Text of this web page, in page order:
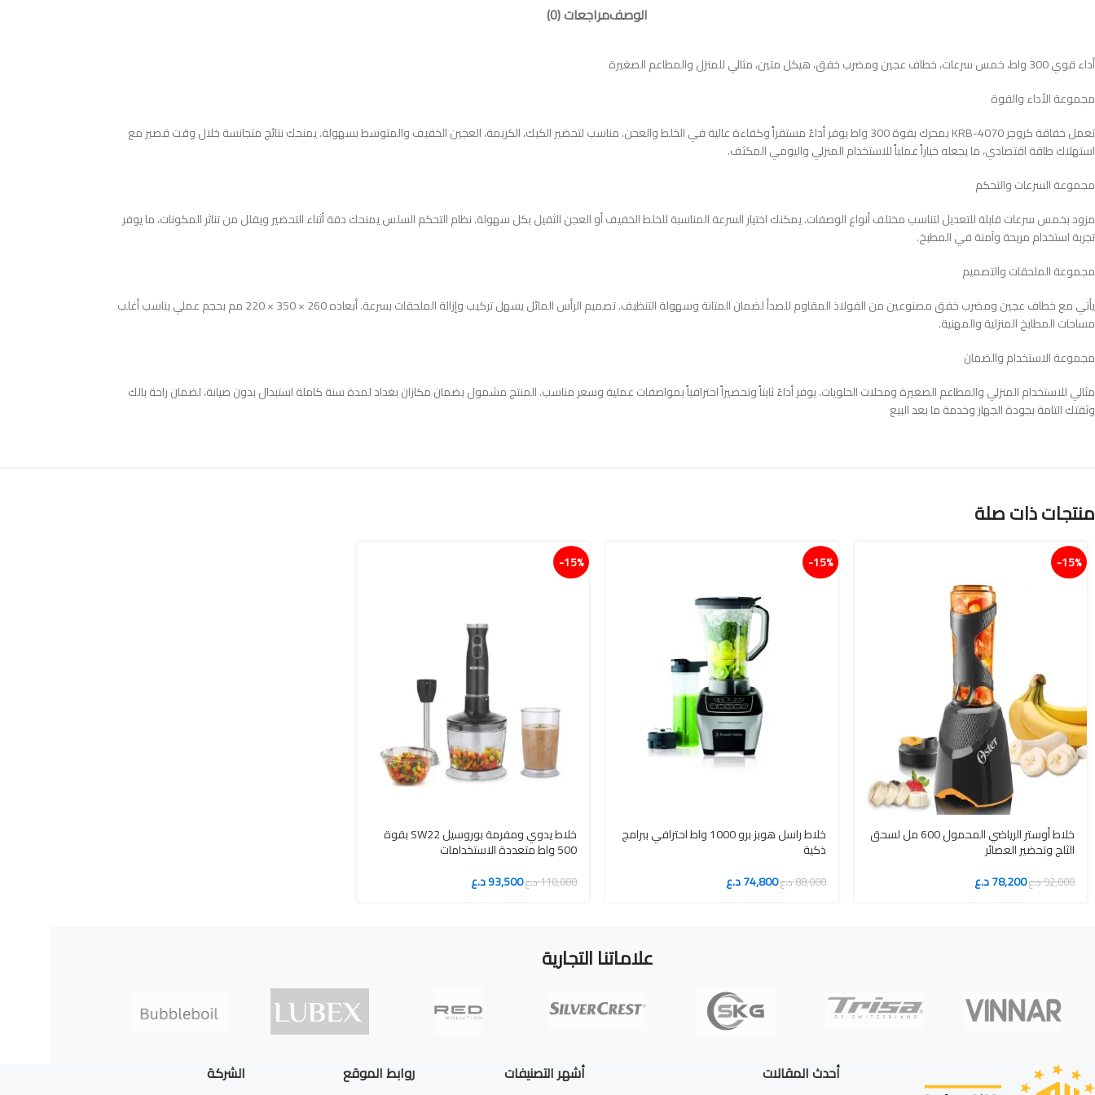
الوصفمراجعات (0)
أداء قوي 300 واط، خمس سرعات، خطاف عجين ومضرب خفق، هيكل متين، مثالي للمنزل والمطاعم الصغيرة
مجموعة الأداء والقوة
تعمل خفاقة كروجر KRB-4070 بمحرك بقوة 300 واط يوفر أداءً مستقراً وكفاءة عالية في الخلط والعجن. مناسب لتحضير الكيك، الكريمة، العجين الخفيف والمتوسط بسهولة. يمنحك نتائج متجانسة خلال وقت قصير مع
استهلاك طاقة اقتصادي، ما يجعله خياراً عملياً للاستخدام المنزلي واليومي المكثف.
مجموعة السرعات والتحكم
مزود بخمس سرعات قابلة للتعديل لتناسب مختلف أنواع الوصفات. يمكنك اختيار السرعة المناسبة للخلط الخفيف أو العجن الثقيل بكل سهولة. نظام التحكم السلس يمنحك دقة أثناء التحضير ويقلل من تناثر المكونات، ما يوفر
تجربة استخدام مريحة وآمنة في المطبخ.
مجموعة الملحقات والتصميم
يأتي مع خطاف عجين ومضرب خفق مصنوعين من الفولاذ المقاوم للصدأ لضمان المتانة وسهولة التنظيف. تصميم الرأس المائل يسهل تركيب وإزالة الملحقات بسرعة. أبعاده 260 × 350 × 220 مم بحجم عملي يناسب أغلب
مساحات المطابخ المنزلية والمهنية.
مجموعة الاستخدام والضمان
مثالي للاستخدام المنزلي والمطاعم الصغيرة ومحلات الحلويات. يوفر أداءً ثابتاً وتحضيراً احترافياً بمواصفات عملية وسعر مناسب. المنتج مشمول بضمان مكازان بغداد لمدة سنة كاملة استبدال بدون صيانة، لضمان راحة بالك
وثقتك التامة بجودة الجهاز وخدمة ما بعد البيع
منتجات ذات صلة
15%-
خلاط أوستر الرياضي المحمول 600 مل لسحق
الثلج وتحضير العصائر
92,000د.ع78,200د.ع
15%-
خلاط راسل هوبز برو 1000 واط احترافي ببرامج
ذكية
88,000د.ع74,800د.ع
15%-
خلاط يدوي ومفرمة بوروسيل SW22 بقوة
500 واط متعددة الاستخدامات
110,000د.ع93,500د.ع
علاماتنا التجارية
أحدث المقالات أشهر التصنيفات روابط الموقع الشركة